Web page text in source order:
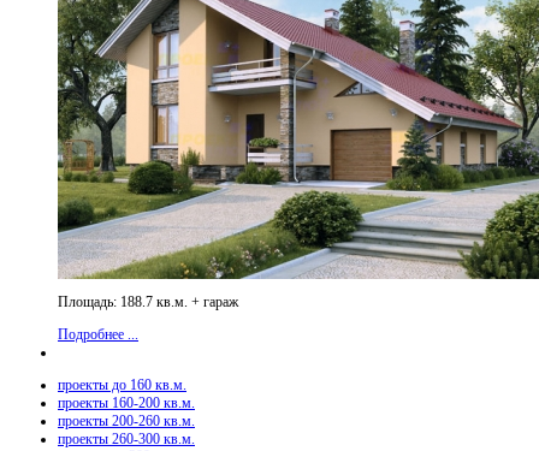
Площадь: 188.7 кв.м. + гараж
Подробнее ...
проекты до 160 кв.м.
проекты 160-200 кв.м.
проекты 200-260 кв.м.
проекты 260-300 кв.м.